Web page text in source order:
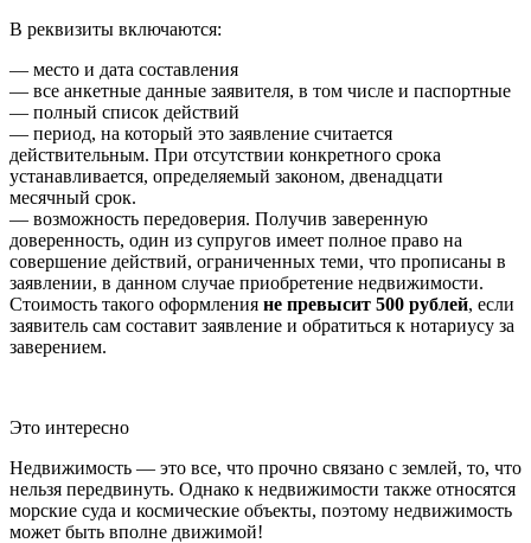
В реквизиты включаются:
— место и дата составления
— все анкетные данные заявителя, в том числе и паспортные
— полный список действий
— период, на который это заявление считается
действительным. При отсутствии конкретного срока
устанавливается, определяемый законом, двенадцати
месячный срок.
— возможность передоверия. Получив заверенную
доверенность, один из супругов имеет полное право на
совершение действий, ограниченных теми, что прописаны в
заявлении, в данном случае приобретение недвижимости.
Стоимость такого оформления не превысит 500 рублей, если
заявитель сам составит заявление и обратиться к нотариусу за
заверением.
Это интересно
Недвижимость — это все, что прочно связано с землей, то, что
нельзя передвинуть. Однако к недвижимости также относятся
морские суда и космические объекты, поэтому недвижимость
может быть вполне движимой!